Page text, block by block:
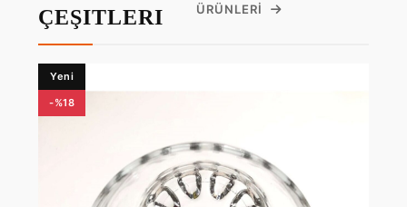
ÇEŞITLERI
ÜRÜNLERI
Yeni
-%18